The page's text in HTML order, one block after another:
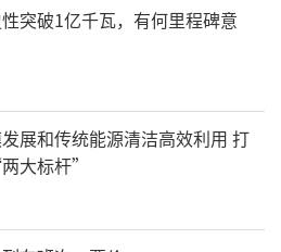
突破1亿千瓦，有何里程碑意
展和传统能源清洁高效利用 打
大标杆”